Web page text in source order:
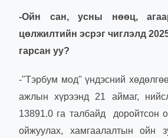
-Ойн сан, усны нөөц,
цөлжилтийн эсрэг чиглэлд
гарсан уу?
-"Тэрбум мод" үндэсний
ажлын хүрээнд 21 аймаг,
13891.0 га талбайд доройтсон
ойжуулах, хамгаалалтын ойн